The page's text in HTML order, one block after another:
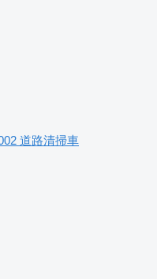
道路清掃車